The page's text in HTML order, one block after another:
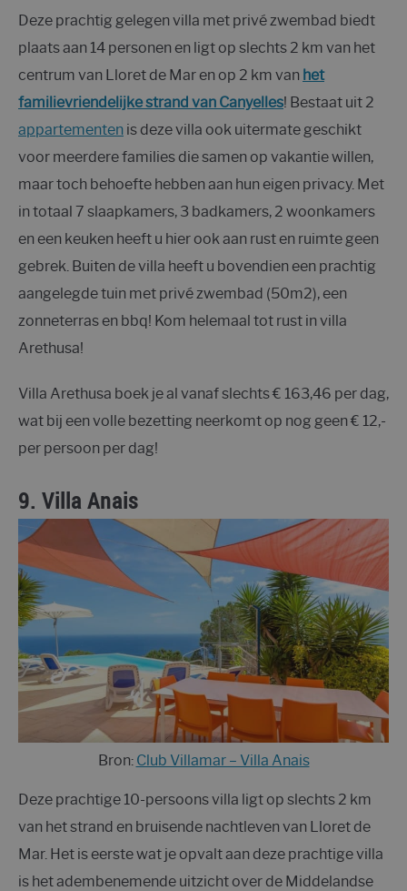
Deze prachtig gelegen villa met privé zwembad biedt
plaats aan 14 personen en ligt op slechts 2 km van het
centrum van Lloret de Mar en op 2 km van het
familievriendelijke strand van Canyelles! Bestaat uit 2
appartementen is deze villa ook uitermate geschikt
voor meerdere families die samen op vakantie willen,
maar toch behoefte hebben aan hun eigen privacy. Met
in totaal 7 slaapkamers, 3 badkamers, 2 woonkamers
en een keuken heeft u hier ook aan rust en ruimte geen
gebrek. Buiten de villa heeft u bovendien een prachtig
aangelegde tuin met privé zwembad (50m2), een
zonneterras en bbq! Kom helemaal tot rust in villa
Arethusa!
Villa Arethusa boek je al vanaf slechts € 163,46 per dag,
wat bij een volle bezetting neerkomt op nog geen € 12,-
per persoon per dag!
9. Villa Anais
Bron: Club Villamar – Villa Anais
Deze prachtige 10-persoons villa ligt op slechts 2 km
van het strand en bruisende nachtleven van Lloret de
Mar. Het is eerste wat je opvalt aan deze prachtige villa
is het adembenemende uitzicht over de Middelandse